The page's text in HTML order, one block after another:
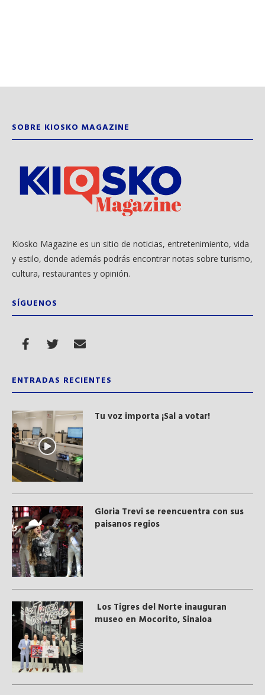
SOBRE KIOSKO MAGAZINE
Kiosko Magazine es un sitio de noticias, entretenimiento, vida
y estilo, donde además podrás encontrar notas sobre turismo,
cultura, restaurantes y opinión.
SÍGUENOS
ENTRADAS RECIENTES
Tu voz importa ¡Sal a votar!
Gloria Trevi se reencuentra con sus
paisanos regios
Los Tigres del Norte inauguran
museo en Mocorito, Sinaloa